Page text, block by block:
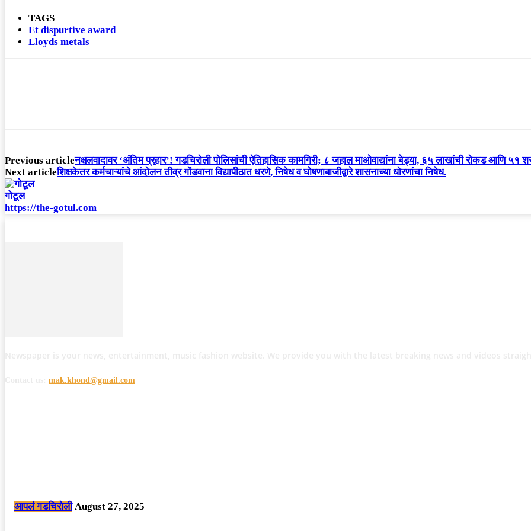
TAGS
Et dispurtive award
Lloyds metals
Previous articleनक्षलवादावर ‘अंतिम प्रहार’! गडचिरोली पोलिसांची ऐतिहासिक कामगिरी; ८ जहाल माओवाद्यांना बेड्या, ६५ लाखांची रोकड आणि ५१
Next articleशिक्षकेतर कर्मचाऱ्यांचे आंदोलन तीव्र गोंडवाना विद्यापीठात धरणे, निषेध व घोषणाबाजीद्वारे शासनाच्या धोरणांचा निषेध.
गोटूल
https://the-gotul.com
mak.khond@gmail.com
आपलं गडचिरोली August 27, 2025